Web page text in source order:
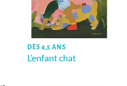
DÈS 4,5 ANS
L’enfant chat